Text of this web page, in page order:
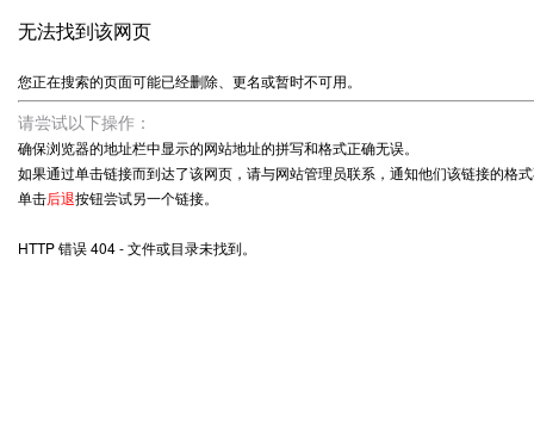
无法找到该网页
您正在搜索的页面可能已经删除、更名或暂时不可用。
请尝试以下操作：
确保浏览器的地址栏中显示的网站地址的拼写和格式正确无误。
如果通过单击链接而到达了该网页，请与网站管理员联系，通知他们该链接的格
单击后退按钮尝试另一个链接。
HTTP 错误 404 - 文件或目录未找到。